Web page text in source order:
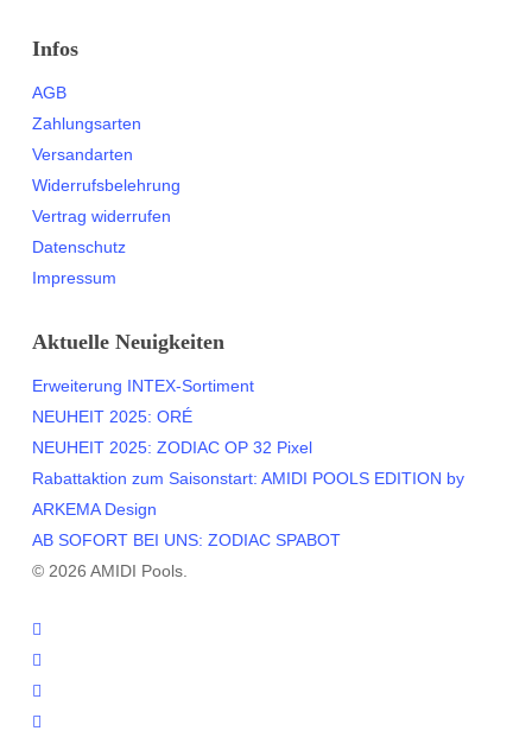
Infos
AGB
Zahlungsarten
Versandarten
Widerrufsbelehrung
Vertrag widerrufen
Datenschutz
Impressum
Aktuelle Neuigkeiten
Erweiterung INTEX-Sortiment
NEUHEIT 2025: ORÉ
NEUHEIT 2025: ZODIAC OP 32 Pixel
Rabattaktion zum Saisonstart: AMIDI POOLS EDITION by
ARKEMA Design
AB SOFORT BEI UNS: ZODIAC SPABOT
© 2026 AMIDI Pools.
twitter
facebook
youtube
instagram